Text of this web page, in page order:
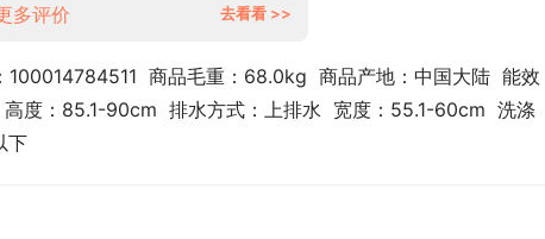
多评价
去看看 >>
商品毛重：68.0kg  商品产地：中国大陆  能效
度：85.1-90cm  排水方式：上排水  宽度：55.1-60cm  洗涤
下